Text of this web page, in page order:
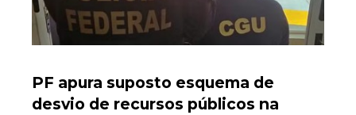
PF apura suposto esquema de
desvio de recursos públicos na